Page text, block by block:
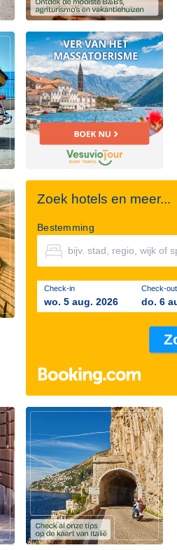
Zoek hotels en meer...
Bestemming
Check-in
wo. 5 aug. 2026
Check-out
do. 6